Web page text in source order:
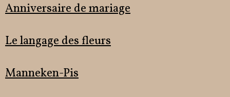
Anniversaire de mariage
Le langage des fleurs
Manneken-Pis